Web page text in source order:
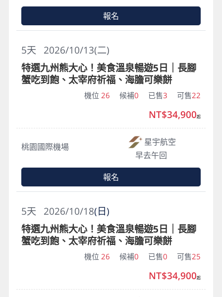
報名
2026/10/13(二)
5天
特選九州熊大心！美食溫泉暢遊5日｜長腳
蟹吃到飽、太宰府祈福、海膽可樂餅
機位 26 候補0 已售3 可售22
桃園國際機場
星宇航空
早去午回
NT$34,900起
報名
2026/10/18(日)
5天
特選九州熊大心！美食溫泉暢遊5日｜長腳
蟹吃到飽、太宰府祈福、海膽可樂餅
機位 26 候補0 已售0 可售25
NT$34,900起